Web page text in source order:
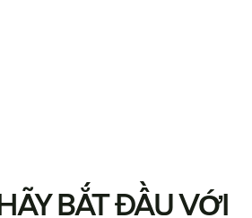
HÃY BẮT ĐẦU VỚI